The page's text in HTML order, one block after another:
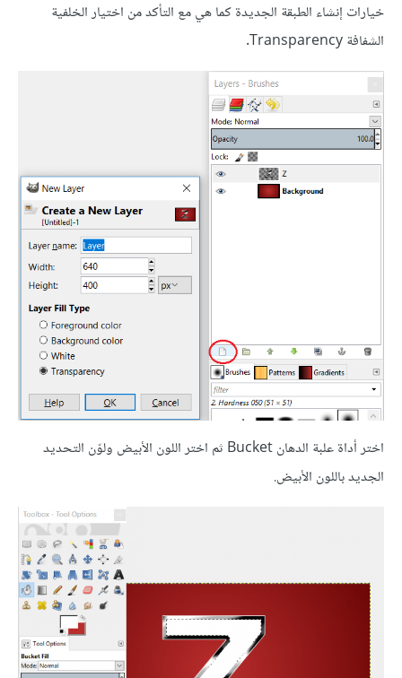
خيارات إنشاء الطبقة الجديدة كما هي مع التأكد من اختيار الخلفية
الشفافة Transparency.
اختر أداة علبة الدهان Bucket ثم اختر اللون الأبيض ولوّن التحديد
الجديد باللون الأبيض.